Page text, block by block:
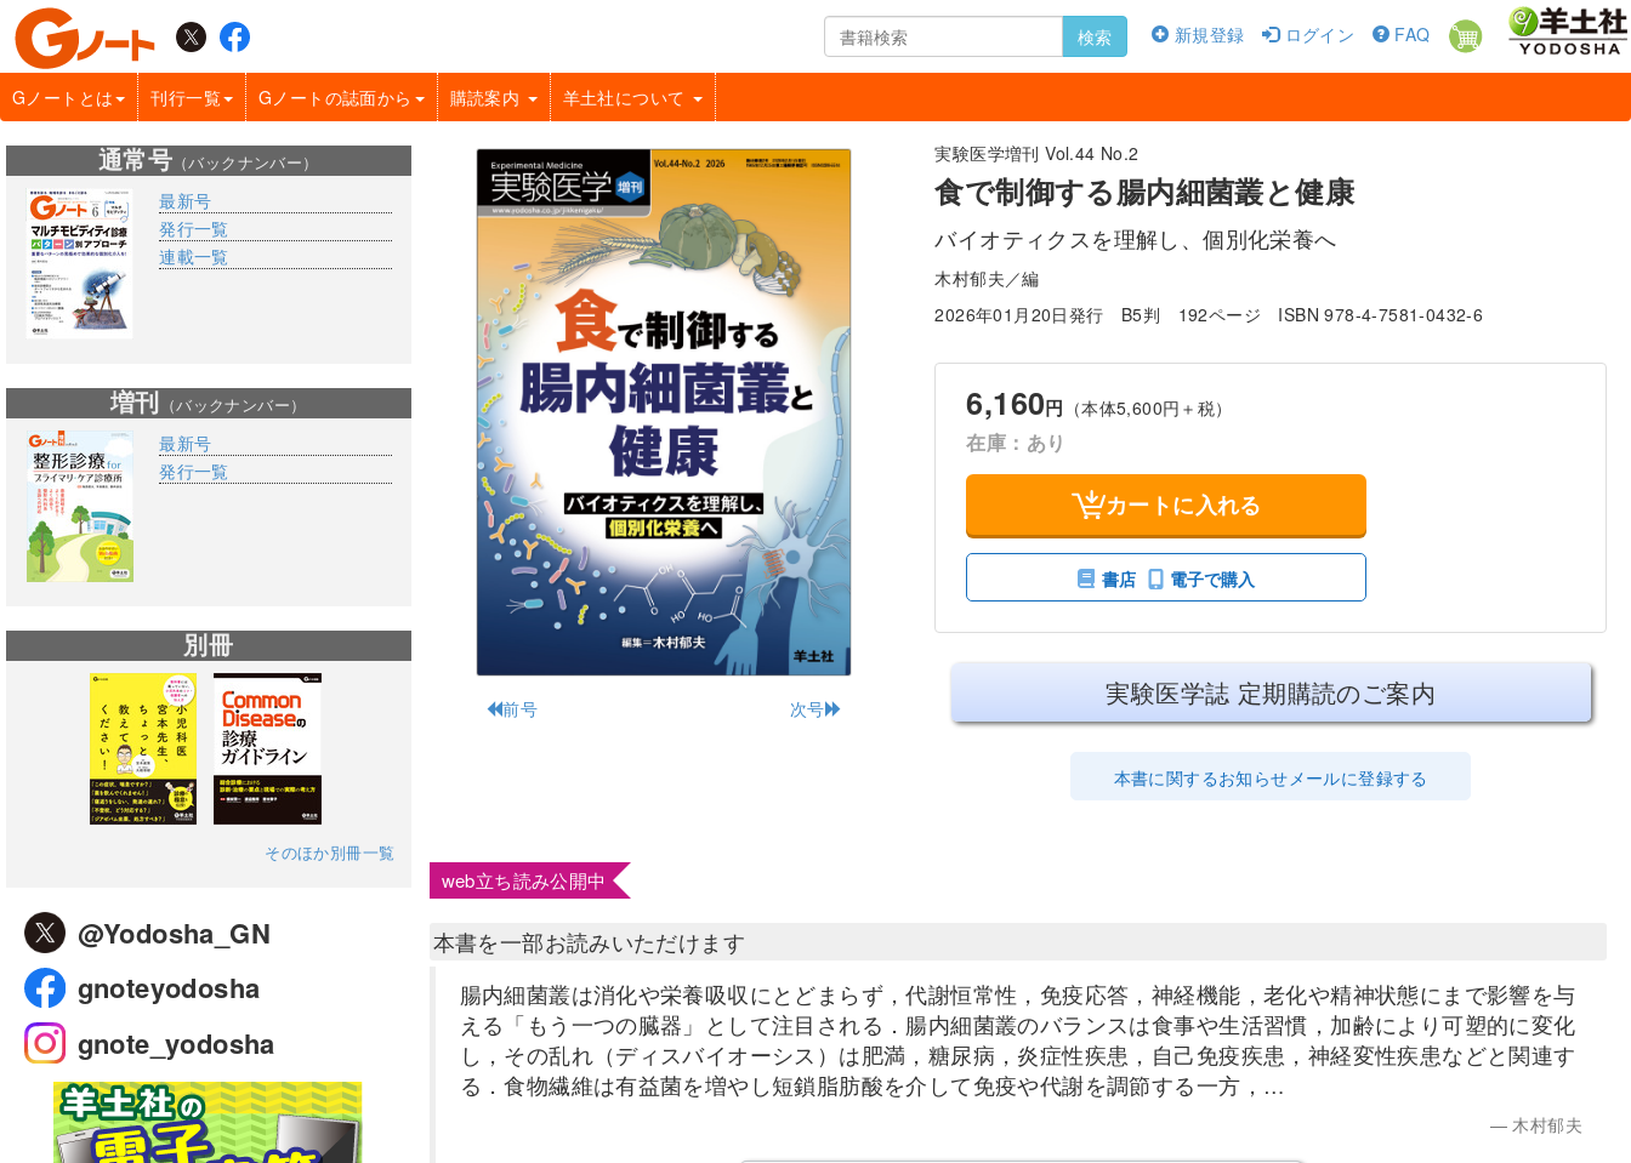
新規登録 ログイン FAQ
検索
Gノートとは 刊行一覧 Gノートの誌面から 購読案内 羊土社について
前号 次号
実験医学増刊 Vol.44 No.2
食で制御する腸内細菌叢と健康
バイオティクスを理解し、個別化栄養へ
木村郁夫／編
2026年01月20日発行
B5判 192ページ ISBN 978-4-7581-0432-6
6,160円 （本体5,600円＋税）
在庫：あり
カートに入れる
書店 電子で購入
実験医学誌 定期購読のご案内
本書に関するお知らせメールに登録する
web立ち読み公開中
本書を一部お読みいただけます
腸内細菌叢は消化や栄養吸収にとどまらず，代謝恒常性，免疫応答，神経機能，老化や精神状態にまで影響を与
える「もう一つの臓器」として注目される．腸内細菌叢のバランスは食事や生活習慣，加齢により可塑的に変化
し，その乱れ（ディスバイオーシス）は肥満，糖尿病，炎症性疾患，自己免疫疾患，神経変性疾患などと関連す
る．食物繊維は有益菌を増やし短鎖脂肪酸を介して免疫や代謝を調節する一方，…
木村郁夫
通常号 （バックナンバー）
最新号
発行一覧
連載一覧
増刊 （バックナンバー）
最新号
発行一覧
別冊
そのほか別冊一覧
@Yodosha_GN
gnoteyodosha
gnote_yodosha